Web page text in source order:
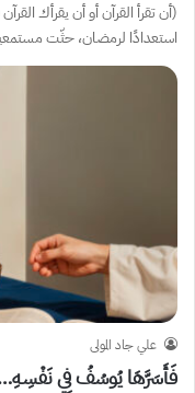
(أن تقرأ القرآن أو أن يقرأك
استعدادًا لرمضان، حثّت
علي جاد المولى
فَأَسَرَّهَا يُوسُفُ فِي نَفْسِهِ…